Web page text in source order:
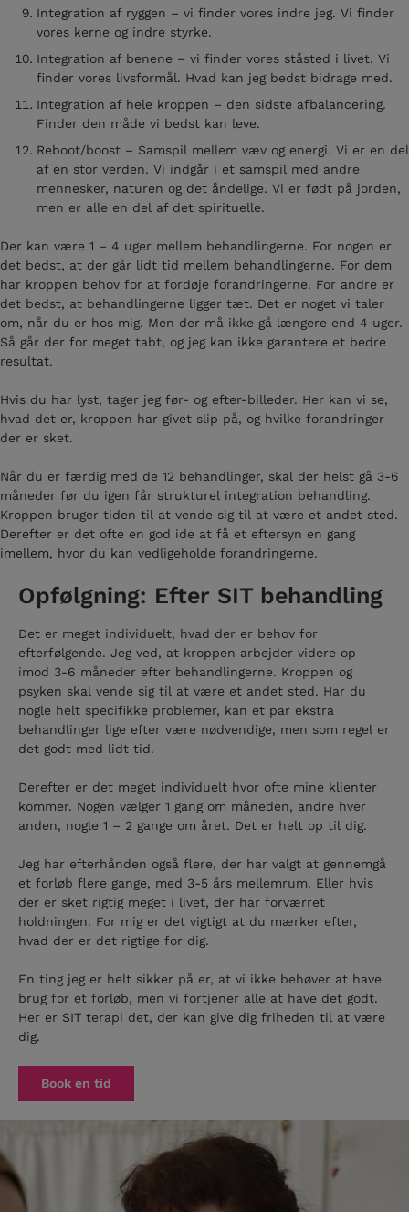
Integration af ryggen – vi finder vores indre jeg. Vi finder
vores kerne og indre styrke.
Integration af benene – vi finder vores ståsted i livet. Vi
finder vores livsformål. Hvad kan jeg bedst bidrage med.
Integration af hele kroppen – den sidste afbalancering.
Finder den måde vi bedst kan leve.
Reboot/boost – Samspil mellem væv og energi. Vi er en del
af en stor verden. Vi indgår i et samspil med andre
mennesker, naturen og det åndelige. Vi er født på jorden,
men er alle en del af det spirituelle.
Der kan være 1 – 4 uger mellem behandlingerne. For nogen er
det bedst, at der går lidt tid mellem behandlingerne. For dem
har kroppen behov for at fordøje forandringerne. For andre er
det bedst, at behandlingerne ligger tæt. Det er noget vi taler
om, når du er hos mig. Men der må ikke gå længere end 4 uger.
Så går der for meget tabt, og jeg kan ikke garantere et bedre
resultat.
Hvis du har lyst, tager jeg før- og efter-billeder. Her kan vi se,
hvad det er, kroppen har givet slip på, og hvilke forandringer
der er sket.
Når du er færdig med de 12 behandlinger, skal der helst gå 3-6
måneder før du igen får strukturel integration behandling.
Kroppen bruger tiden til at vende sig til at være et andet sted.
Derefter er det ofte en god ide at få et eftersyn en gang
imellem, hvor du kan vedligeholde forandringerne.
Opfølgning: Efter SIT behandling
Det er meget individuelt, hvad der er behov for
efterfølgende. Jeg ved, at kroppen arbejder videre op
imod 3-6 måneder efter behandlingerne. Kroppen og
psyken skal vende sig til at være et andet sted. Har du
nogle helt specifikke problemer, kan et par ekstra
behandlinger lige efter være nødvendige, men som regel er
det godt med lidt tid.
Derefter er det meget individuelt hvor ofte mine klienter
kommer. Nogen vælger 1 gang om måneden, andre hver
anden, nogle 1 – 2 gange om året. Det er helt op til dig.
Jeg har efterhånden også flere, der har valgt at gennemgå
et forløb flere gange, med 3-5 års mellemrum. Eller hvis
der er sket rigtig meget i livet, der har forværret
holdningen. For mig er det vigtigt at du mærker efter,
hvad der er det rigtige for dig.
En ting jeg er helt sikker på er, at vi ikke behøver at have
brug for et forløb, men vi fortjener alle at have det godt.
Her er SIT terapi det, der kan give dig friheden til at være
dig.
Book en tid